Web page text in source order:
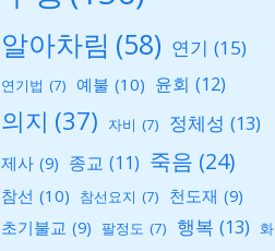
알아차림 (58) 연기 (15)
연기법 (7) 예불 (10) 윤회 (12)
의지 (37) 자비 (7) 정체성 (13)
제사 (9) 종교 (11) 죽음 (24)
참선 (10) 참선요지 (7) 천도재 (9)
초기불교 (9) 팔정도 (7) 행복 (13) 화